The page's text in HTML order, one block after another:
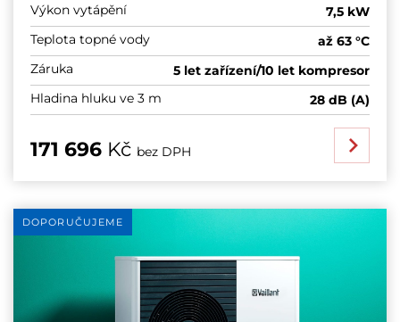
Výkon vytápění
7,5 kW
Teplota topné vody
až 63 °C
Záruka
5 let zařízení/10 let kompresor
Hladina hluku ve 3 m
28 dB (A)
171 696 Kč bez DPH
DOPORUČUJEME